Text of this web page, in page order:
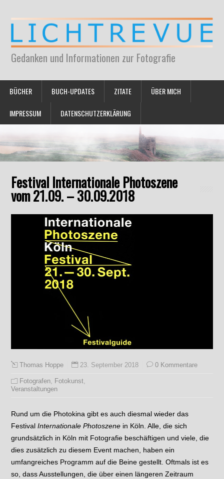
Gedanken und Informationen zur Fotografie
BÜCHER BUCH-UPDATES ZITATE ÜBER MICH
IMPRESSUM DATENSCHUTZERKLÄRUNG
Festival Internationale Photoszene
vom 21.09. – 30.09.2018
Thomas Hoppe 23. September 2018 0 Kommentare
Fotografen, Fotokunst,
Veranstaltungen
Rund um die Photokina gibt es auch diesmal wieder das
FestivalInternationale Photoszene in Köln. Alle, die sich
grundsätzlich in Köln mit Fotografie beschäftigen und viele, die
dies zusätzlich zu diesem Event machen, haben ein
umfangreiches Programm auf die Beine gestellt. Oftmals ist es
so, dass Ausstellungen, die über einen längeren Zeitraum